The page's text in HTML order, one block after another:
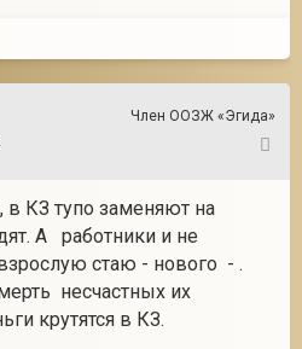
Член ООЗЖ «Эгида»
в КЗ тупо заменяют на
А работники и не
стаю - нового - .
несчастных их
крутятся в КЗ.